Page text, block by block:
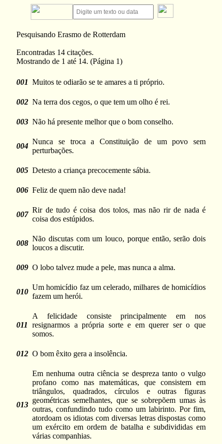
Pesquisando Erasmo de Rotterdam
Encontradas 14 citações.
Mostrando de 1 até 14. (Página 1)
001 Muitos te odiarão se te amares a ti próprio.
002 Na terra dos cegos, o que tem um olho é rei.
003 Não há presente melhor que o bom conselho.
004
Nunca se troca a Constituição de um povo sem
perturbações.
005 Detesto a criança precocemente sábia.
006 Feliz de quem não deve nada!
007
Rir de tudo é coisa dos tolos, mas não rir de nada é
coisa dos estúpidos.
008
Não discutas com um louco, porque então, serão dois
loucos a discutir.
009 O lobo talvez mude a pele, mas nunca a alma.
010
Um homicídio faz um celerado, milhares de homicídios
fazem um herói.
011
A felicidade consiste principalmente em nos
resignarmos a própria sorte e em querer ser o que
somos.
012 O bom êxito gera a insolência.
013
Em nenhuma outra ciência se despreza tanto o vulgo
profano como nas matemáticas, que consistem em
triângulos, quadrados, círculos e outras figuras
geométricas semelhantes, que se sobrepõem umas às
outras, confundindo tudo como um labirinto. Por fim,
atordoam os idiotas com diversas letras dispostas como
um exército em ordem de batalha e subdivididas em
várias companhias.